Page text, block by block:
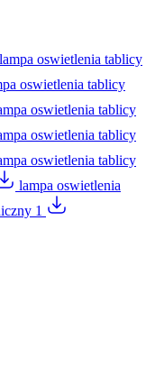
lampa oswietlenia tablicy
oswietlenia tablicy
oswietlenia tablicy
oswietlenia tablicy
oswietlenia tablicy
lampa oswietlenia
1